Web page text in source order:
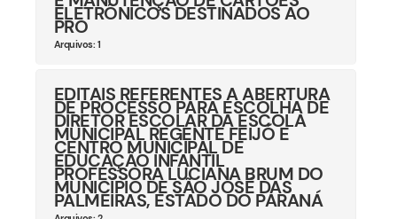
ELETRÔNICOS DESTINADOS AO
PRO
Arquivos: 1
EDITAIS REFERENTES A ABERTURA
DE PROCESSO PARA ESCOLHA DE
DIRETOR ESCOLAR DA ESCOLA
MUNICIPAL REGENTE FEIJÓ E
CENTRO MUNICIPAL DE
EDUCAÇÃO INFANTIL
PROFESSORA LUCIANA BRUM DO
MUNICÍPIO DE SÃO JOSÉ DAS
PALMEIRAS, ESTADO DO PARANÁ